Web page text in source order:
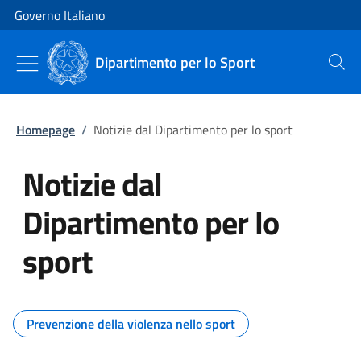
Vai al contenuto
Vai alla navigazione del sito
Governo Italiano
Dipartimento per lo Sport Cerca
Homepage / Notizie dal Dipartimento per lo sport
Notizie dal
Dipartimento per lo
sport
Tutti i contenuti della pagina
Prevenzione della violenza nello sport